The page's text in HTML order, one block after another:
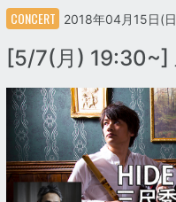
CONCERT 2018年04月15日(
[5/7(月) 19:30~]